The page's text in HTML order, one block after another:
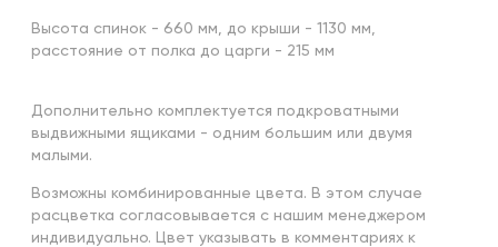
Высота спинок - 660 мм, до крыши - 1130 мм,
расстояние от полка до царги - 215 мм
Дополнительно комплектуется подкроватными
выдвижными ящиками - одним большим или двумя
малыми.
Возможны комбинированные цвета. В этом случае
расцветка согласовывается с нашим менеджером
индивидуально. Цвет указывать в комментариях к